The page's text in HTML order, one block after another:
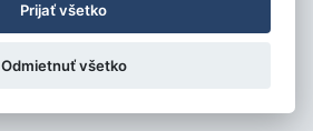
Prijať všetko
Odmietnuť všetko